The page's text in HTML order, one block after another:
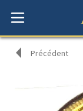
Précédent